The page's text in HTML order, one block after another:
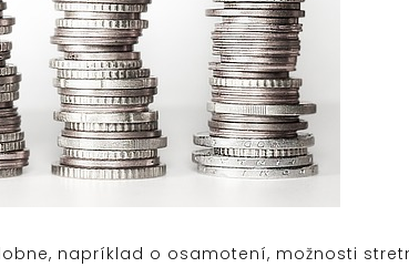
napríklad o osamotení, možnosti